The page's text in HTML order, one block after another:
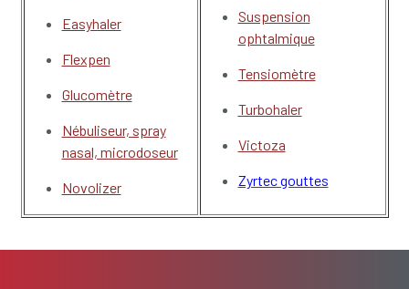
Easyhaler
Flexpen
Glucomètre
Nébuliseur, spray
nasal, microdoseur
Novolizer
Suspension
ophtalmique
Tensiomètre
Turbohaler
Victoza
Zyrtec gouttes